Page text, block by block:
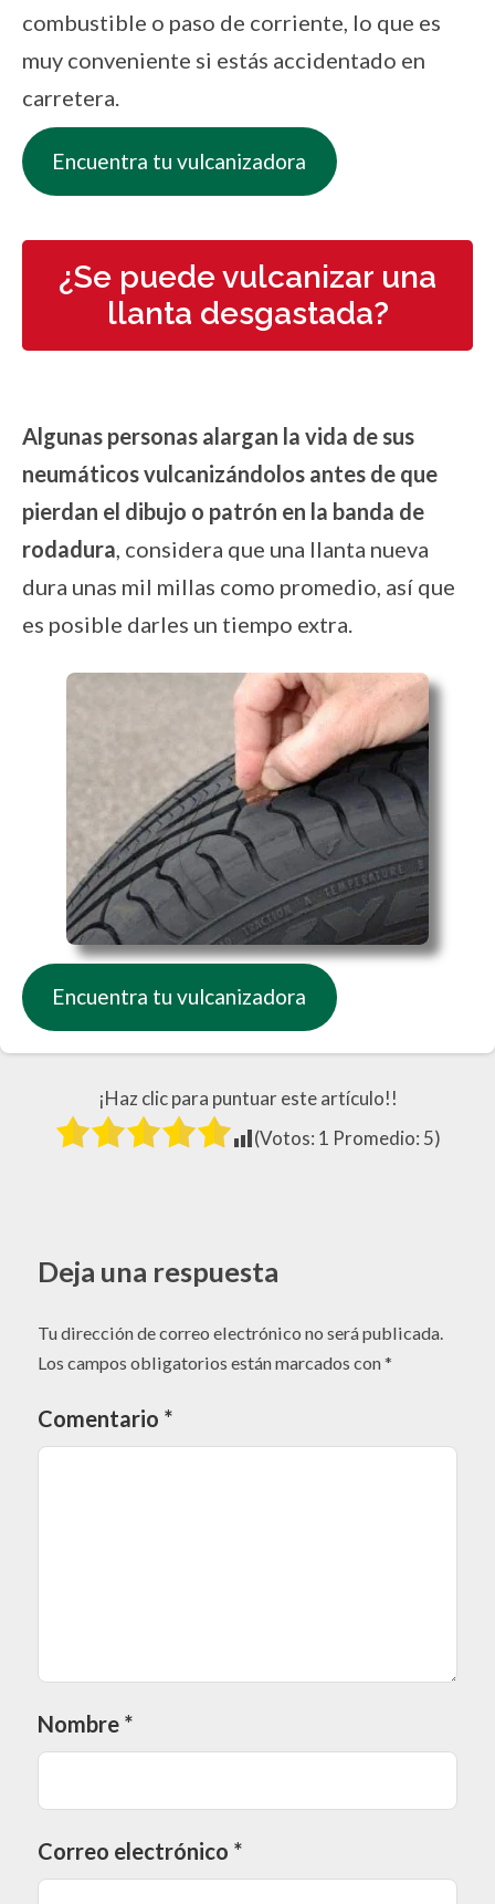
combustible o paso de corriente, lo que es
muy conveniente si estás accidentado en
carretera.
Encuentra tu vulcanizadora
¿Se puede vulcanizar una
llanta desgastada?
Algunas personas alargan la vida de sus
neumáticos vulcanizándolos antes de que
pierdan el dibujo o patrón en la banda de
rodadura , considera que una llanta nueva
dura unas mil millas como promedio, así que
es posible darles un tiempo extra.
Encuentra tu vulcanizadora
¡Haz clic para puntuar este artículo!!
(Votos: 1 Promedio: 5)
Deja una respuesta
Tu dirección de correo electrónico no será publicada.
Los campos obligatorios están marcados con*
Comentario *
Nombre *
Correo electrónico *